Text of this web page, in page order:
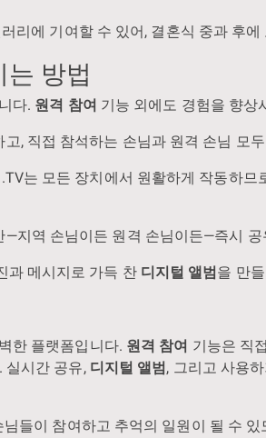
리에 기여할 수 있어, 결혼식 중과 후
방법
다. 원격 참여 기능 외에도 경험을 향상
고, 직접 참석하는 손님과 원격 손님 모
는 모든 장치에서 원활하게 작동하
—지역 손님이든 원격 손님이든—즉시
과 메시지로 가득 찬 디지털 앨범을 만
한 플랫폼입니다. 원격 참여 기능은 직
실시간 공유, 디지털 앨범, 그리고 사용
들이 참여하고 추억의 일원이 될 수